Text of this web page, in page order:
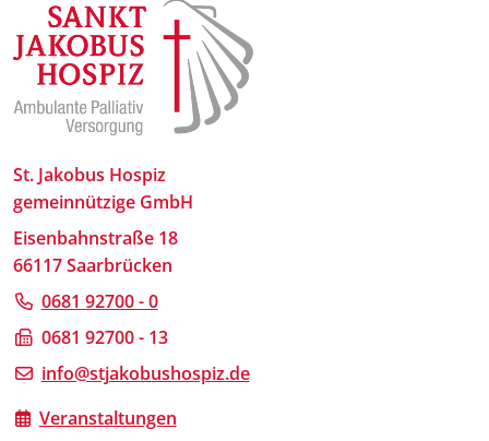
St. Jakobus Hospiz
gemeinnützige GmbH
Eisenbahnstraße 18
66117 Saarbrücken
0681 92700 - 0
0681 92700 - 13
info@stjakobushospiz.de
Veranstaltungen